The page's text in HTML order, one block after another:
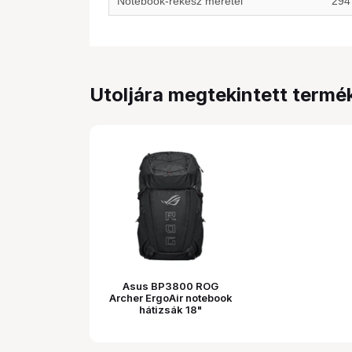
Utoljára megtekintett
Asus BP3800 ROG
Archer ErgoAir notebook
hátizsák 18"